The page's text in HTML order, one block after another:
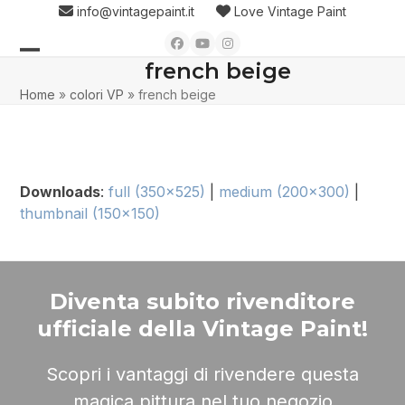
content
info@vintagepaint.it Love Vintage Paint
Facebook
YouTubeInstagram
mobile
mobile
french beige
Home »colori VP »french beige
Downloads:full (350x525) medium (200x300)
thumbnail (150x150)
Diventa subito rivenditore
ufficiale della Vintage Paint!
Scopri i vantaggi di rivendere questa